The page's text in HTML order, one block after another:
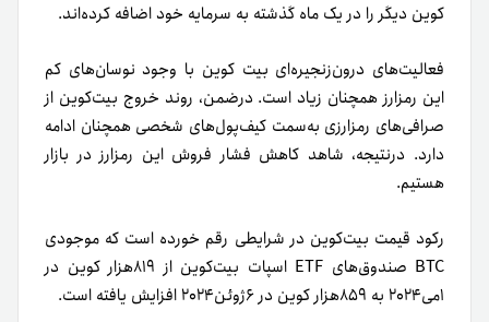
کوین دیگر را در یک ماه گذشته به سرمایه خود اضافه کرده‌اند.
فعالیت‌های درون‌زنجیره‌ای بیت کوین با وجود نوسان‌های کم
این رمزارز همچنان زیاد است. درضمن، روند خروج بیت‌کوین از
صرافی‌های رمزارزی به‌سمت کیف‌پول‌های شخصی همچنان ادامه
دارد. در‌نتیجه، شاهد کاهش فشار فروش این رمزارز در بازار
هستیم.
رکود قیمت بیت‌کوین در شرایطی رقم خورده است که موجودی
BTC صندوق‌های ETF اسپات بیت‌کوین از ۸۱۹هزار کوین در
۱می۲۰۲۴ به ۸۵۹هزار کوین در ۶ژوئن۲۰۲۴ افزایش یافته است.